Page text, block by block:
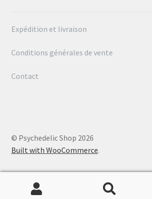
Expédition et livraison
Conditions générales de vente
Contact
© Psychedelic Shop 2026
Built with WooCommerce.
Recherche
Recherche